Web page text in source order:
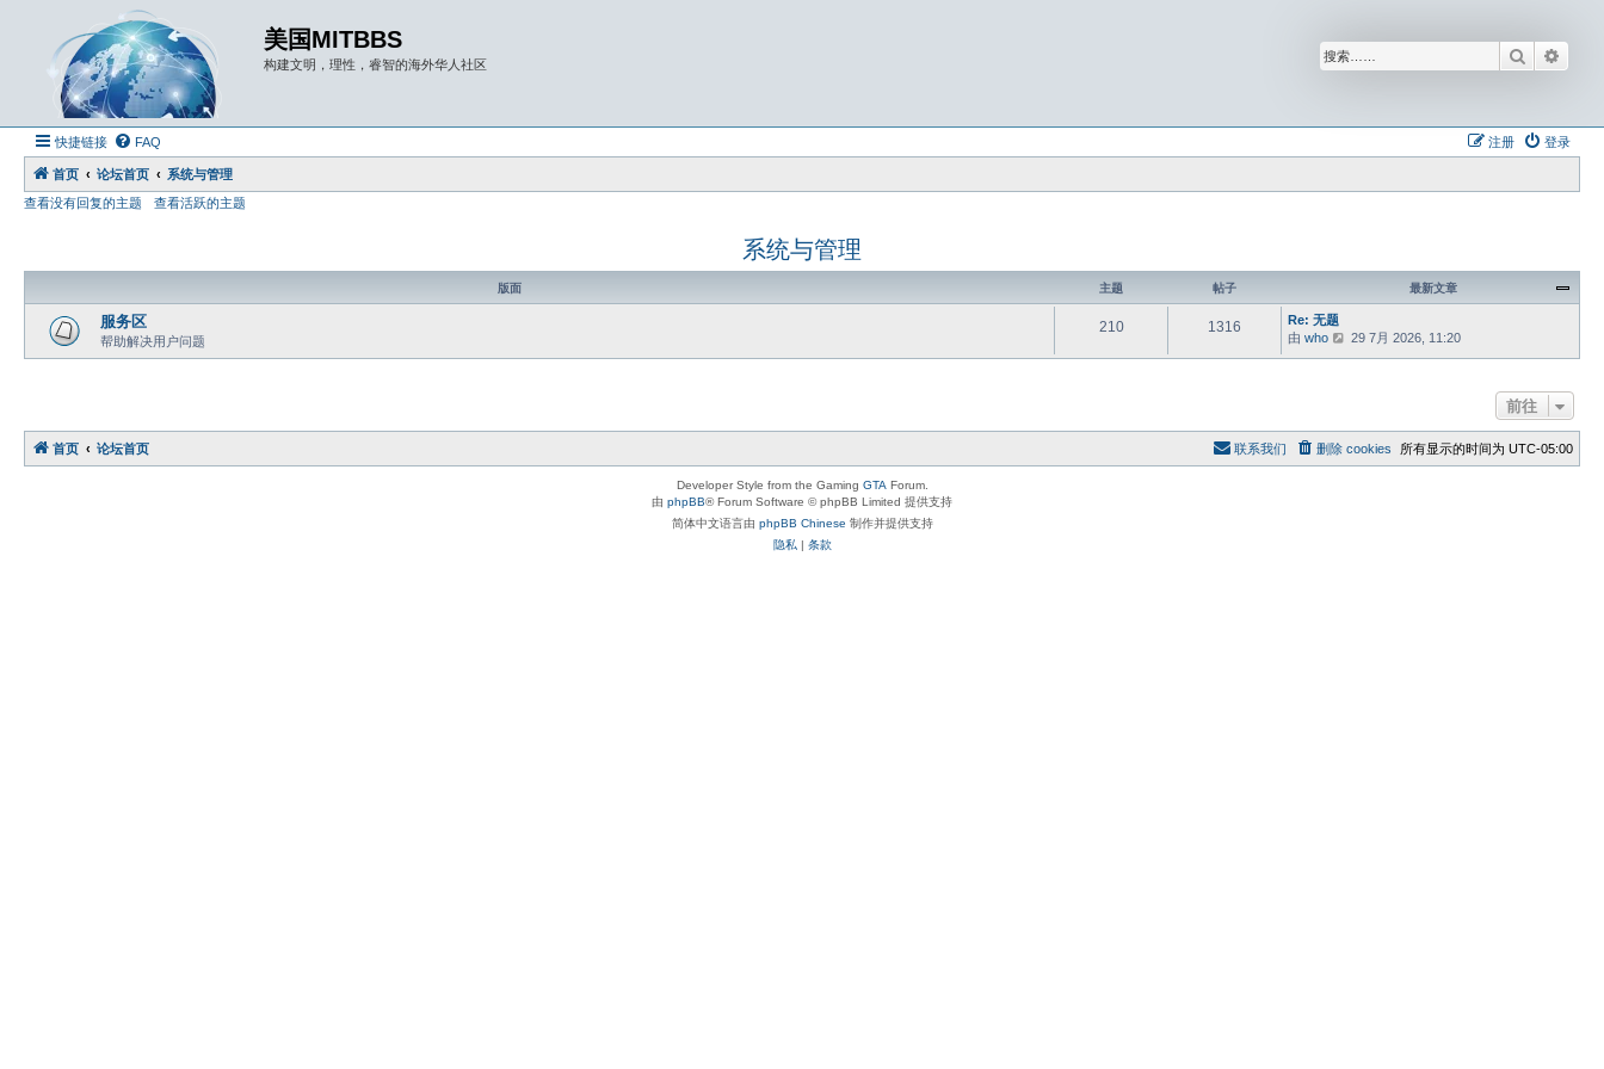
美国MITBBS
构建文明，理性，睿智的海外华人社区 搜索
快捷链接 FAQ 登录
注册
首页 论坛首页
系统与管理
查看没有回复的主题
查看活跃的主题
系统与管理
版面 主题 帖子 最新文章
服务区
帮助解决用户问题
210 1316
Re: 无题
由 who
查
看
29 7月 2026, 11:20
前往
首页 论坛首页 所有显示的时间为 UTC-05:00
删除 cookies
联系我们
Developer Style from the Gaming GTA Forum.
由 phpBB® Forum Software © phpBB Limited 提供支持
简体中文语言由 phpBB Chinese 制作并提供支持
隐私 | 条款